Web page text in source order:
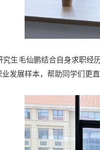
究生毛仙鹏结合自身求职
发展样本，帮助同学们更